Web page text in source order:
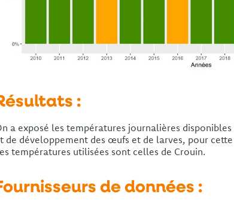
:
a exposé les températures journalières
de développement des œufs et de larves, pour cette
températures utilisées sont celles de Crouin.
de données :